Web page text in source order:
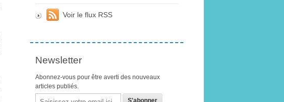
Voir le flux RSS
Newsletter
Abonnez-vous pour être averti des nouveaux
articles publiés.
Email